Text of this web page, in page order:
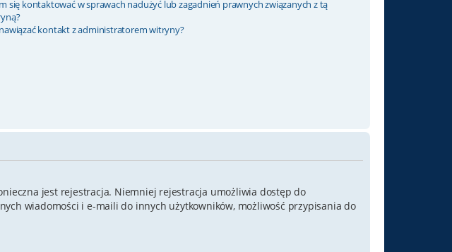
się kontaktować w sprawach nadużyć lub zagadnień prawnych związanych z tą
nawiązać kontakt z administratorem witryny?
jest rejestracja. Niemniej rejestracja umożliwia dostęp do
wiadomości i e-maili do innych użytkowników, możliwość przypisania do